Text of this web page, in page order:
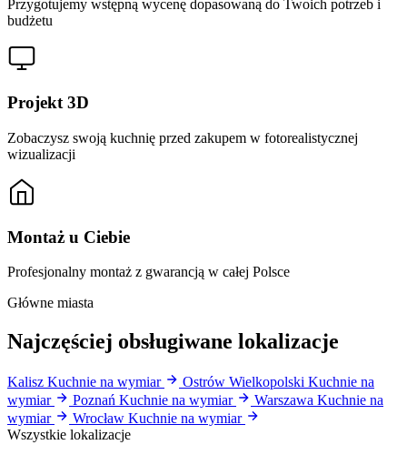
Przygotujemy wstępną wycenę dopasowaną do Twoich potrzeb i
budżetu
Projekt 3D
Zobaczysz swoją kuchnię przed zakupem w fotorealistycznej
wizualizacji
Montaż u Ciebie
Profesjonalny montaż z gwarancją w całej Polsce
Główne miasta
Najczęściej obsługiwane lokalizacje
Kalisz Kuchnie na wymiar Ostrów Wielkopolski Kuchnie na
wymiar
Poznań Kuchnie na wymiar Warszawa Kuchnie na
wymiar
Wrocław Kuchnie na wymiar
Wszystkie lokalizacje